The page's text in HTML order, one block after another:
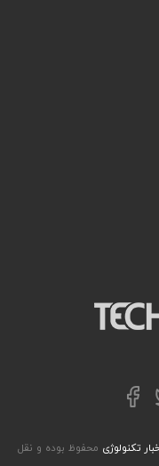
فیسبوک
تکنولوژی محفوظ بوده و نقل